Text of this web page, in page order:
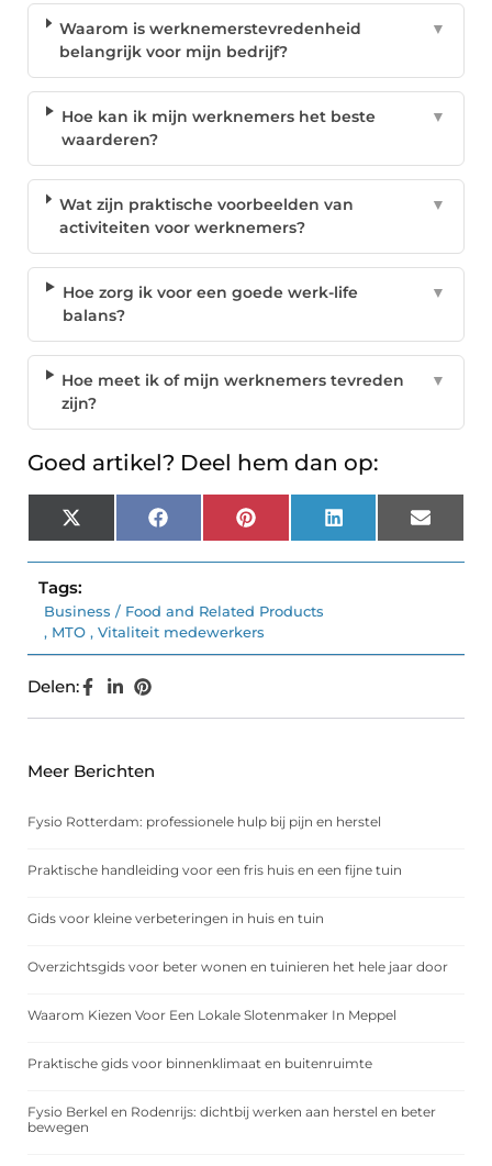
Waarom is werknemerstevredenheid
belangrijk voor mijn bedrijf?
▼
Hoe kan ik mijn werknemers het beste
waarderen?
▼
Wat zijn praktische voorbeelden van
activiteiten voor werknemers?
▼
Hoe zorg ik voor een goede werk-life
balans?
▼
Hoe meet ik of mijn werknemers tevreden
zijn?
▼
Goed artikel? Deel hem dan op:
X
(Twitter)
Facebook Pinterest LinkedIn Email
Tags:
Business / Food and Related Products
, MTO , Vitaliteit medewerkers
Delen:
Meer Berichten
Fysio Rotterdam: professionele hulp bij pijn en herstel
Praktische handleiding voor een fris huis en een fijne tuin
Gids voor kleine verbeteringen in huis en tuin
Overzichtsgids voor beter wonen en tuinieren het hele jaar door
Waarom Kiezen Voor Een Lokale Slotenmaker In Meppel
Praktische gids voor binnenklimaat en buitenruimte
Fysio Berkel en Rodenrijs: dichtbij werken aan herstel en beter
bewegen